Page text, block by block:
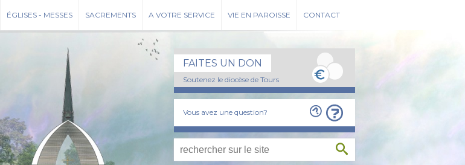
ÉGLISES - MESSES SACREMENTS A VOTRE SERVICE VIE EN PAROISSE CONTACT
FAITES UN DON
Soutenez le diocèse de Tours
Vous avez une question?